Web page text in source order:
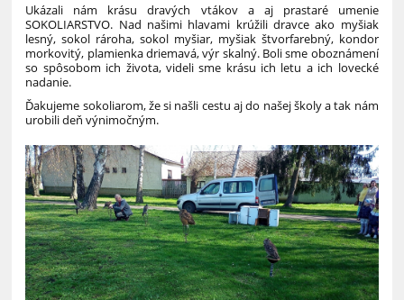
Ukázali nám krásu dravých vtákov a aj prastaré umenie
SOKOLIARSTVO. Nad našimi hlavami krúžili dravce ako myšiak
lesný, sokol rároha, sokol myšiar, myšiak štvorfarebný, kondor
morkovitý, plamienka driemavá, výr skalný. Boli sme oboznámení
so spôsobom ich života, videli sme krásu ich letu a ich lovecké
nadanie.
Ďakujeme sokoliarom, že si našli cestu aj do našej školy a tak nám
urobili deň výnimočným.